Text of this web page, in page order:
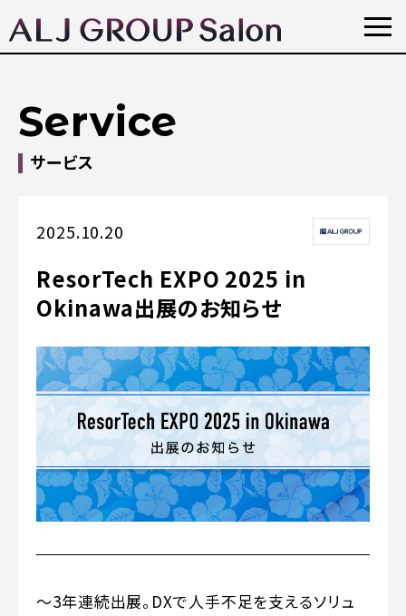
Service
サービス
2025.10.20
ResorTech EXPO 2025 in
Okinawa出展のお知らせ
〜3年連続出展。DXで人手不足を支えるソリュ